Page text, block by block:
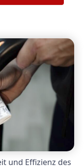
und Effizienz des